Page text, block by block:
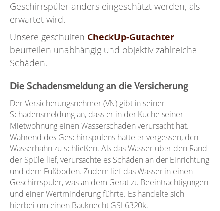
Geschirrspüler anders eingeschätzt werden, als
erwartet wird.
Unsere geschulten CheckUp-Gutachter
beurteilen unabhängig und objektiv zahlreiche
Schäden.
Die Schadensmeldung an die Versicherung
Der Versicherungsnehmer (VN) gibt in seiner
Schadensmeldung an, dass er in der Küche seiner
Mietwohnung einen Wasserschaden verursacht hat.
Während des Geschirrspülens hatte er vergessen, den
Wasserhahn zu schließen. Als das Wasser über den Rand
der Spüle lief, verursachte es Schäden an der Einrichtung
und dem Fußboden. Zudem lief das Wasser in einen
Geschirrspüler, was an dem Gerät zu Beeinträchtigungen
und einer Wertminderung führte. Es handelte sich
hierbei um einen Bauknecht GSI 6320k.